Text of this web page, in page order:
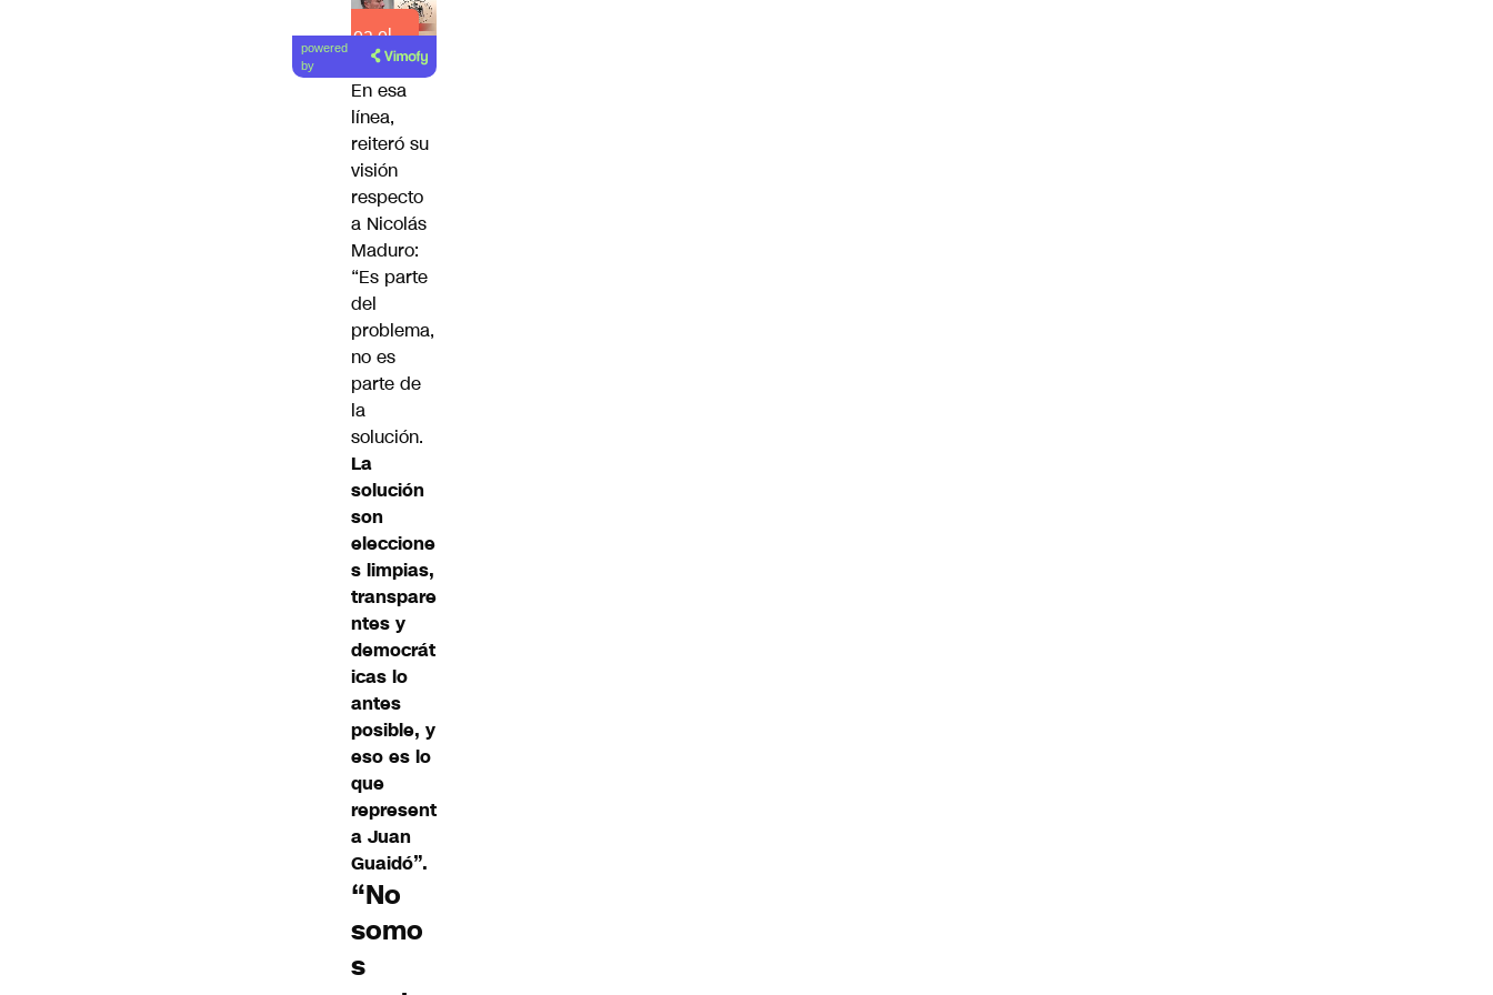
Lea el
artículo
powered
by
En esa
línea,
reiteró su
visión
respecto
a Nicolás
Maduro:
“Es parte
del
problema,
no es
parte de
la
solución.
La
solución
son
eleccione
s limpias,
transpare
ntes y
democrát
icas lo
antes
posible, y
eso es lo
que
represent
a Juan
Guaidó”.
“No
somo
s